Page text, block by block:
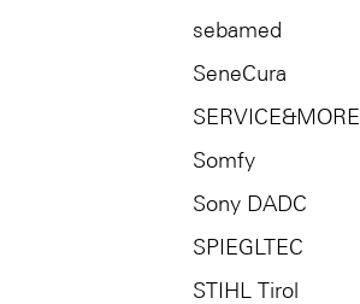
sebamed
SeneCura
SERVICE&MORE
Somfy
Sony DADC
SPIEGLTEC
STIHL Tirol